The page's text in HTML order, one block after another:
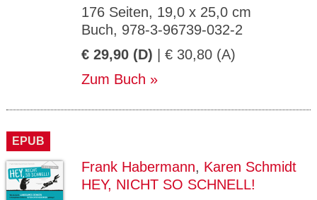
176 Seiten, 19,0 x 25,0 cm
Buch, 978-3-96739-032-2
€ 29,90 (D) | € 30,80 (A)
Zum Buch
EPUB
Frank Habermann, Karen Schmidt
HEY, NICHT SO SCHNELL!